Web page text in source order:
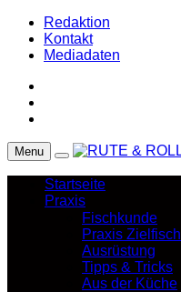
Redaktion
Kontakt
Mediadaten
Menu
Startseite
Praxis
Fischkunde
Praxis Zielfisch
Ausrüstung
Tipps & Tricks
Aus der Küche